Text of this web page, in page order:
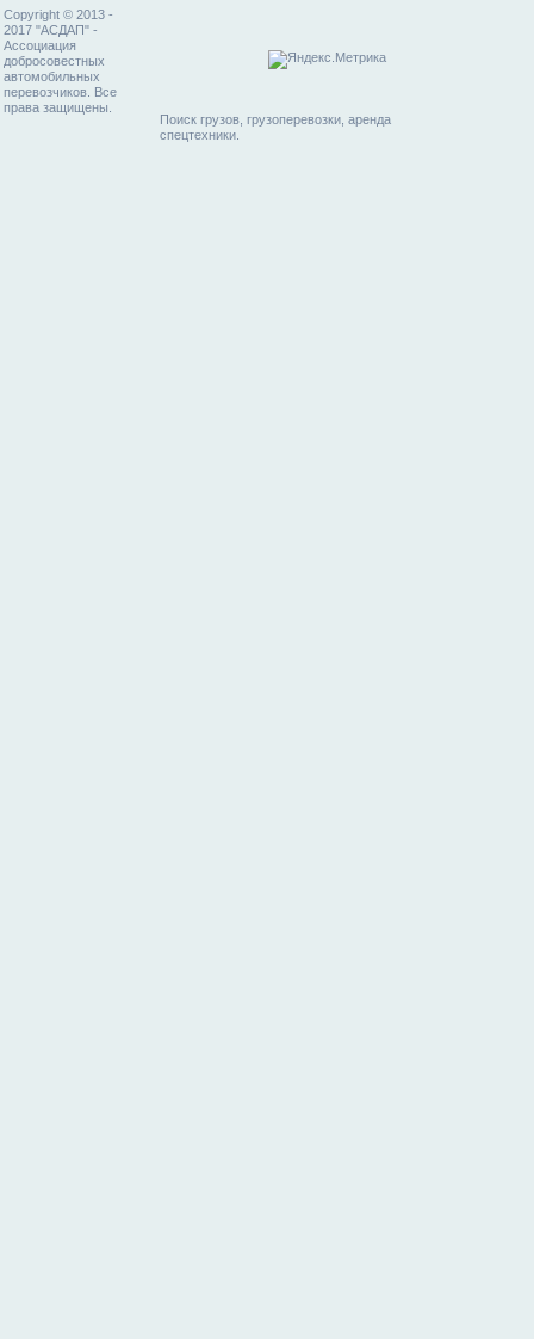
Copyright © 2013 -
2017 "АСДАП" -
Ассоциация
добросовестных
автомобильных
перевозчиков. Все
права защищены.
Поиск грузов, грузоперевозки, аренда
спецтехники.